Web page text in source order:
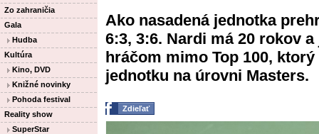
Zo zahraničia
Gala
Hudba
Kultúra
Kino, DVD
Knižné novinky
Pohoda festival
Reality show
SuperStar
Ako nasadená jednotka
6:3, 3:6. Nardi má 20 rokov
hráčom mimo Top 100,
jednotku na úrovni Masters.
Zdieľať